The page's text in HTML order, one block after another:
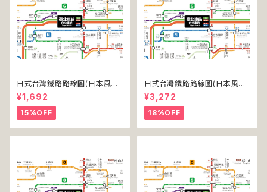
日式台灣鐵路路線圖(日本風台
湾鉄道路線図)(デジタル版／L
T)
¥1,692
15%OFF
日式台灣鐵路路線圖(日本風台
湾鉄道路線図)(デジタル版／LT
-NC)
¥3,272
18%OFF